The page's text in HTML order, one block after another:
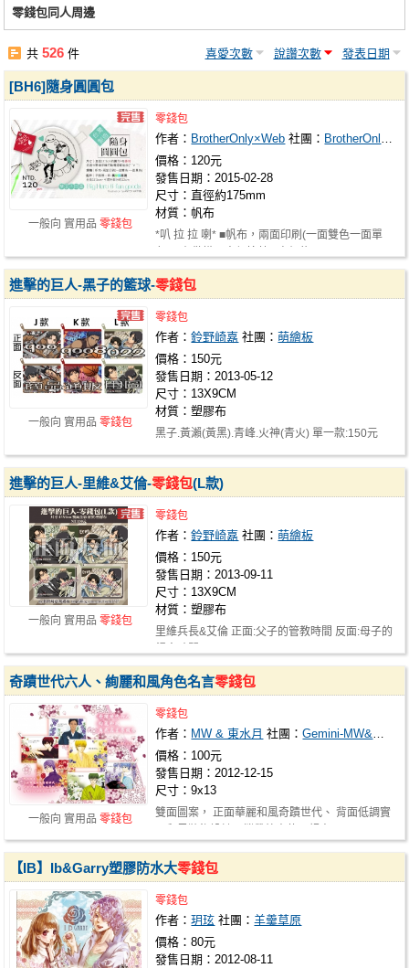
註冊會員
零錢包同人周邊
共526 件 喜愛次數 說讚次數 發表日期
一般向 實用品 零錢包
[BH6]隨身圓圓包
零錢包
作者： BrotherOnly×Web 社團： BrotherOnly×Web
價格：120元
發售日期：2015-02-28
尺寸：直徑約175mm
材質：帆布
*叭 拉 拉 喇* ■帆布，兩面印刷(一面雙色一面單
一般向 實用品 零錢包
進擊的巨人-黑子的籃球-零錢包
零錢包
作者：鈴野崎嘉 社團：萌繪板
價格：150元
發售日期：2013-05-12
尺寸：13X9CM
材質：塑膠布
黑子.黃瀨(黃黑).青峰.火神(青火) 單一款:150元
一般向 實用品 零錢包
進擊的巨人-里維&艾倫-零錢包(L款)
零錢包
作者：鈴野崎嘉 社團：萌繪板
價格：150元
發售日期：2013-09-11
尺寸：13X9CM
材質：塑膠布
里維兵長&艾倫 正面:父子的管教時間 反面:母子的
一般向 實用品 零錢包
奇蹟世代六人、絢麗和風角色名言零錢包
零錢包
作者： MW & 東水月 社團：Gemini-MW&東水月
價格：100元
發售日期：2012-12-15
尺寸：9x13
雙面圖案， 正面華麗和風奇蹟世代、 背面低調實
【IB】Ib&Garry塑膠防水大零錢包
零錢包
作者：玥玹 社團：羊羹草原
價格：80元
發售日期：2012-08-11